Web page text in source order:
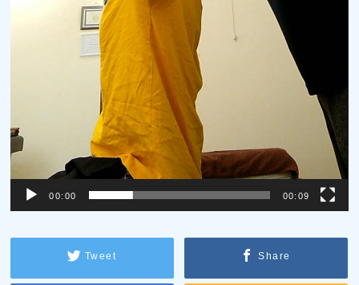
00:00 00:09
Tweet Share